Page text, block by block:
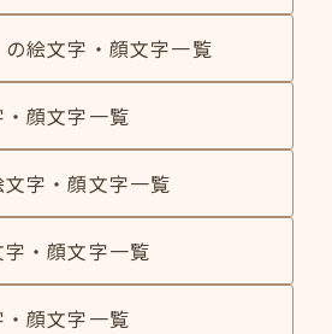
絵文字・顔文字一覧
顔文字一覧
字・顔文字一覧
・顔文字一覧
顔文字一覧